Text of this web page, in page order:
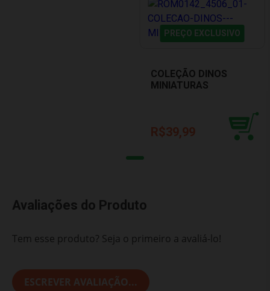
PREÇO EXCLUSIVO
COLEÇÃO DINOS
MINIATURAS
R$39,99
Avaliações do Produto
Tem esse produto? Seja o primeiro a avaliá-lo!
ESCREVER AVALIAÇÃO...